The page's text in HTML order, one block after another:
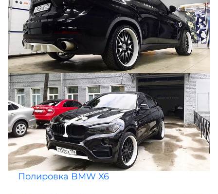
Полировка BMW X6